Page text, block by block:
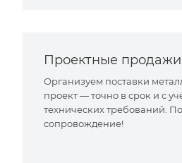
Проектные продажи
Организуем поставки
проект — точно в срок и с
технических требований.
сопровождение!